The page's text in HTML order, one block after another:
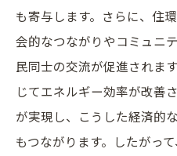
も寄与します。さらに、住
会的なつながりやコミュニ
民同士の交流が促進されま
じてエネルギー効率が改善
が実現し、こうした経済的
もつながります。したがっ